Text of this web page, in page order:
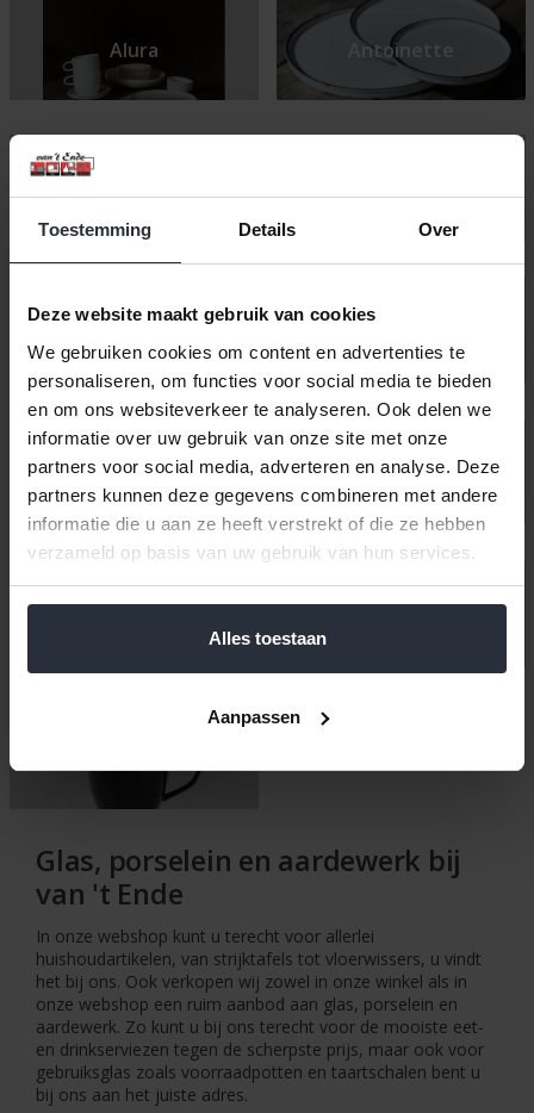
Toestemming Details Over
Deze website maakt gebruik van cookies
We gebruiken cookies om content en advertenties te
personaliseren, om functies voor social media te bieden
en om ons websiteverkeer te analyseren. Ook delen we
informatie over uw gebruik van onze site met onze
partners voor social media, adverteren en analyse. Deze
partners kunnen deze gegevens combineren met andere
informatie die u aan ze heeft verstrekt of die ze hebben
verzameld op basis van uw gebruik van hun services.
Alles toestaan
Aanpassen
Alura Antoinette
Eon Cirro Green
Italiaans servies
Freckles Grey Hazy
Glas, porselein en aardewerk bij
van 't Ende
In onze webshop kunt u terecht voor allerlei
huishoudartikelen, van strijktafels tot vloerwissers, u vindt
het bij ons. Ook verkopen wij zowel in onze winkel als in
onze webshop een ruim aanbod aan glas, porselein en
aardewerk. Zo kunt u bij ons terecht voor de mooiste eet-
en drinkserviezen tegen de scherpste prijs, maar ook voor
gebruiksglas zoals voorraadpotten en taartschalen bent u
bij ons aan het juiste adres.